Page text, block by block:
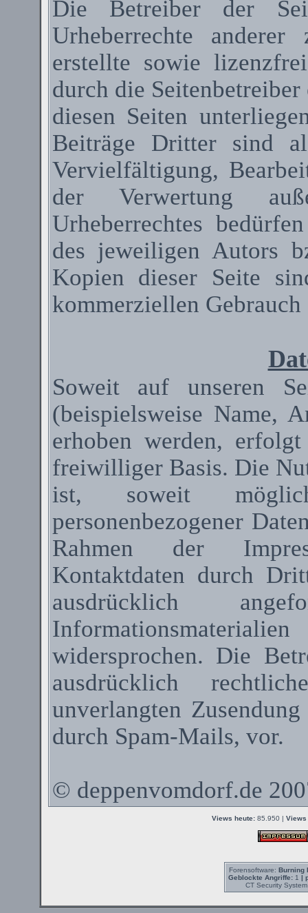
Die Betreiber der
Urheberrechte
erstellte sowie
durch die
diesen Seiten
Beiträge Dritter sind
Vervielfältigung,
der Verwertung
Urheberrechtes
des jeweiligen Autors
Kopien dieser Seite
kommerziellen Gebrauch
Soweit auf unseren
(beispielsweise Name,
erhoben werden,
freiwilliger Basis. Die
ist, soweit
personenbezogener
Rahmen der
Kontaktdaten durch
ausdrücklich
widersprochen. Die
ausdrücklich
unverlangten
durch Spam-Mails, vor.
© deppenvomdorf.de
Views heute: 85.950 | Views
Forensoftware: Burning
Geblockte Angriffe:1 |
CT Security